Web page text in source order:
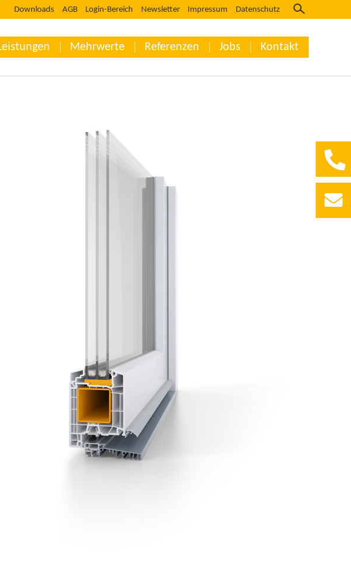
Downloads AGB Login-Bereich Newsletter Impressum Datenschutz
Mehrwerte Referenzen Jobs Kontakt